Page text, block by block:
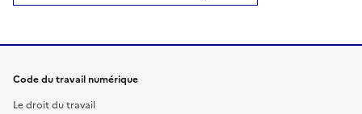
Code du travail numérique
Le droit du travail